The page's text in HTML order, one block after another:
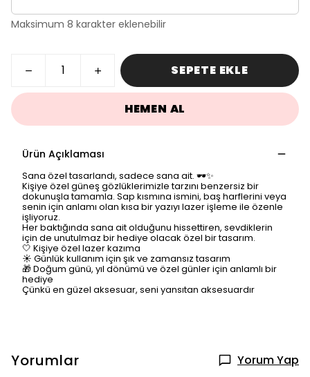
Maksimum 8 karakter eklenebilir
SEPETE EKLE
HEMEN AL
Ürün Açıklaması
Sana özel tasarlandı, sadece sana ait. 🕶️✨
Kişiye özel güneş gözlüklerimizle tarzını benzersiz bir
dokunuşla tamamla. Sap kısmına ismini, baş harflerini veya
senin için anlamı olan kısa bir yazıyı lazer işleme ile özenle
işliyoruz.
Her baktığında sana ait olduğunu hissettiren, sevdiklerin
için de unutulmaz bir hediye olacak özel bir tasarım.
🤍 Kişiye özel lazer kazıma
☀️ Günlük kullanım için şık ve zamansız tasarım
🎁 Doğum günü, yıl dönümü ve özel günler için anlamlı bir
hediye
Çünkü en güzel aksesuar, seni yansıtan aksesuardır
Yorumlar Yorum Yap